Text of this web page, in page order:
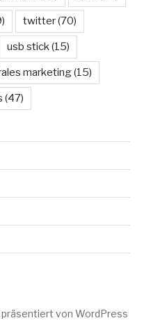
twitter(70)
usb stick(15)
marketing(15)
(47)
von WordPress